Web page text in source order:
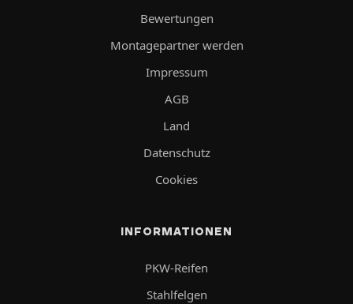
Bewertungen
Montagepartner werden
Impressum
AGB
Land
Datenschutz
Cookies
INFORMATIONEN
PKW-Reifen
Stahlfelgen